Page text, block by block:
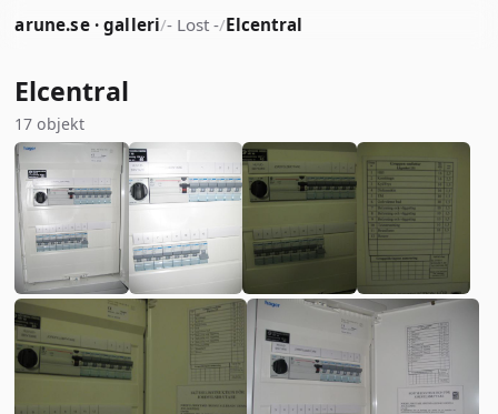
arune.se · galleri/- Lost -/Elcentral
Elcentral
17 objekt